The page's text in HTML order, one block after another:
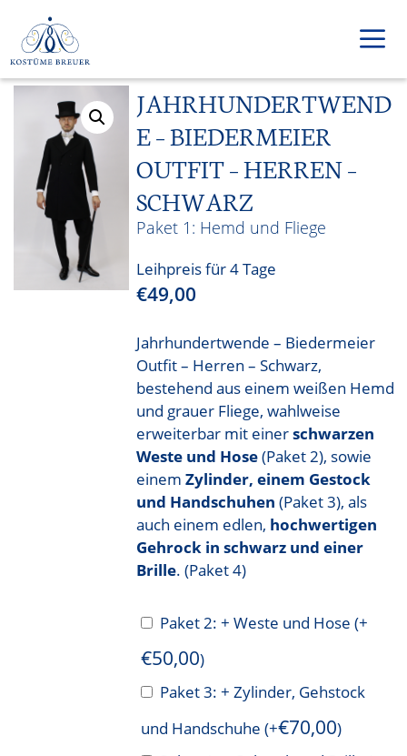
Inhalt
springen
Menu
JAHRHUNDERTWEND
E – BIEDERMEIER
OUTFIT – HERREN –
SCHWARZ
Hemd und Fliege
Leihpreis für 4 Tage
€49,00
Jahrhundertwende – Biedermeier
Outfit – Herren – Schwarz,
bestehend aus einem weißen Hemd
und grauer Fliege, wahlweise
erweiterbar mit einerschwarzen
Weste und Hose(Paket 2), sowie
einemZylinder, einem Gestock
und Handschuhen (Paket 3), als
auch einem edlen, hochwertigen
Gehrock in schwarz und einer
Brille. (Paket 4)
Paket 2: + Weste und Hose(+
€50,00)
Paket 3: + Zylinder, Gehstock
und Handschuhe(+€70,00)